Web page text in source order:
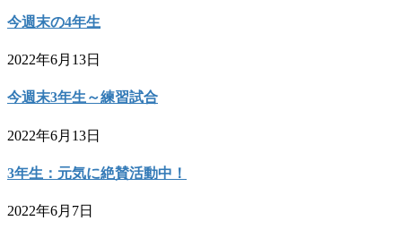
今週末の4年生
2022年6月13日
今週末3年生～練習試合
2022年6月13日
3年生：元気に絶賛活動中！
2022年6月7日